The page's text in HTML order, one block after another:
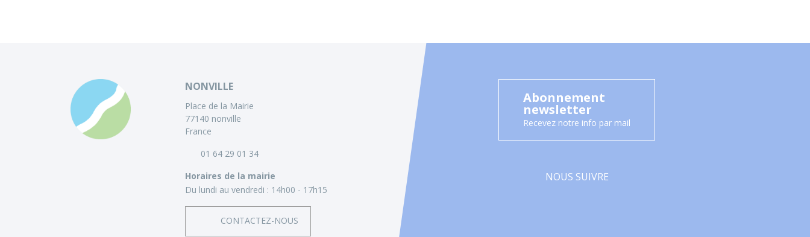
NONVILLE
Place de la Mairie
77140 nonville
France
01 64 29 01 34
Horaires de la mairie
Du lundi au vendredi : 14h00 - 17h15
CONTACTEZ-NOUS
Abonnement
newsletter
Recevez notre info par mail
NOUS SUIVRE